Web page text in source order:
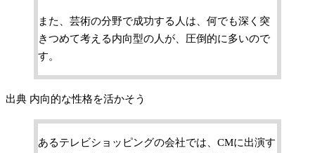
また、芸術の分野で成功する人は、何でも深く突
きつめて考える内向型の人が、圧倒的に多いので
す。
出典 内向的な性格を活かそう
あるテレビショッピングの会社では、CMに出演す